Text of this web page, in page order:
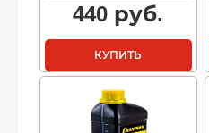
440 руб.
КУПИТЬ